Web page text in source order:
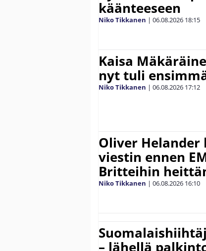
käänteeseen
Niko Tikkanen | 06.08.2026 18:15
Kaisa
nyt tuli
Niko Tikkanen | 06.08.2026 17:12
Oliver
viestin ennen
Britteihin
Niko Tikkanen | 06.08.2026 16:10
– lähellä